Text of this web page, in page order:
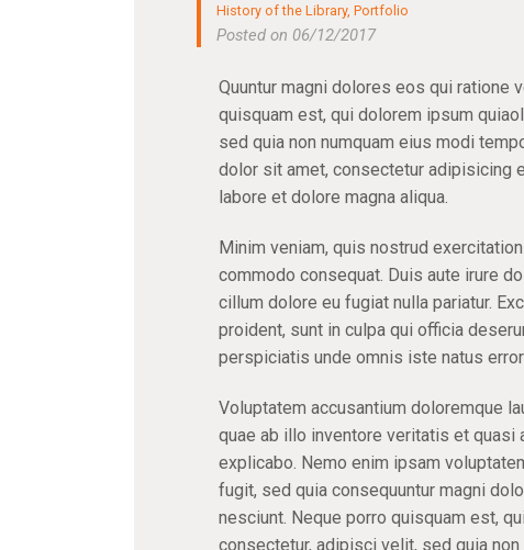
History of the Library,Portfolio
Posted on 06/12/2017
Quuntur magni dolores eos qui ratione
quisquam est, qui dolorem ipsum
sed quia non numquam eius modi
dolor sit amet, consectetur adipisicing
labore et dolore magna aliqua.
Minim veniam, quis nostrud
commodo consequat. Duis aute irure
cillum dolore eu fugiat nulla pariatur.
proident, sunt in culpa qui officia
perspiciatis unde omnis iste natus
Voluptatem accusantium doloremque
quae ab illo inventore veritatis et quasi
explicabo. Nemo enim ipsam
fugit, sed quia consequuntur magni
nesciunt. Neque porro quisquam est,
consectetur, adipisci velit, sed quia